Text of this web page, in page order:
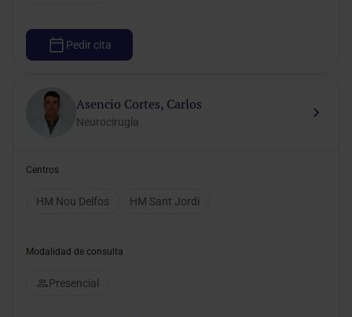
Pedir cita
Asencio Cortes, Carlos
Neurocirugía
Centros
HM Nou Delfos HM Sant Jordi
Modalidad de consulta
Presencial